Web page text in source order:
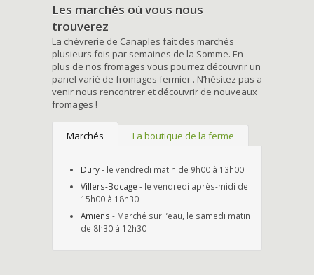
Les marchés où vous nous
trouverez
La chèvrerie de Canaples fait des marchés
plusieurs fois par semaines de la Somme. En
plus de nos fromages vous pourrez découvrir un
panel varié de fromages fermier . N’hésitez pas a
venir nous rencontrer et découvrir de nouveaux
fromages !
Marchés La boutique de la ferme
Dury- le vendredi matin de 9h00 à 13h00
Villers-Bocage - le vendredi après-midi de
15h00 à 18h30
Amiens - Marché sur l’eau, le samedi matin
de 8h30 à 12h30